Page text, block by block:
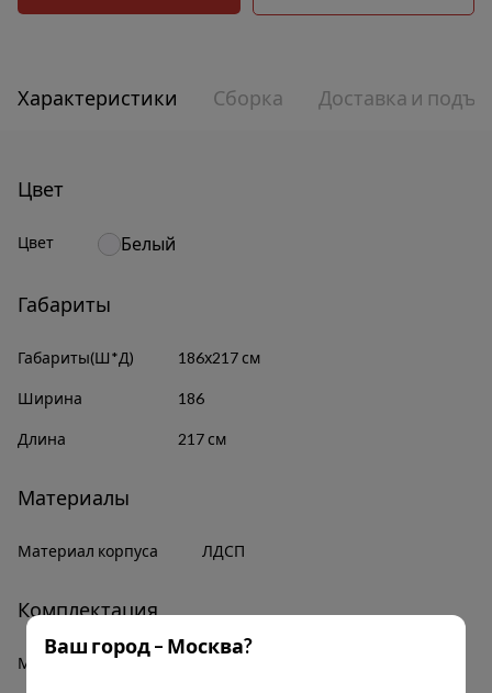
Характеристики Сборка Доставка и
Цвет
Цвет Белый
Габариты
Габариты(Ш*Д) 186х217 см
Ширина 186
Длина 217 см
Материалы
Материал корпуса ЛДСП
Комплектация
Механизм подъема
Ваш город – Москва?